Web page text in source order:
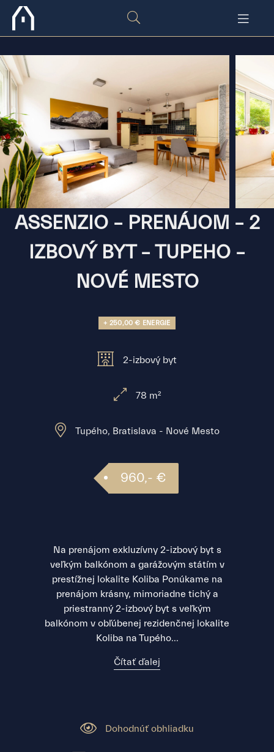
ASSENZIO – PRENÁJOM – 2
IZBOVÝ BYT – TUPEHO –
NOVÉ MESTO
+ 250,00 € ENERGIE
2-izbový byt
78 m²
Tupého, Bratislava - Nové Mesto
960,- €
Na prenájom exkluzívny 2-izbový byt s
veľkým balkónom a garážovým státím v
prestížnej lokalite Koliba Ponúkame na
prenájom krásny, mimoriadne tichý a
priestranný 2-izbový byt s veľkým
balkónom v obľúbenej rezidenčnej lokalite
Koliba na Tupého...
Čítať ďalej
Dohodnúť obhliadku